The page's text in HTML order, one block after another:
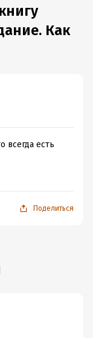
Как
всегда есть
Поделиться